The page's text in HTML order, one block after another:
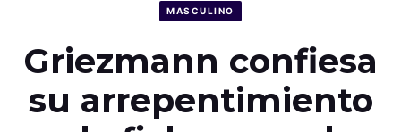
MASCULINO
Griezmann confiesa
su arrepentimiento